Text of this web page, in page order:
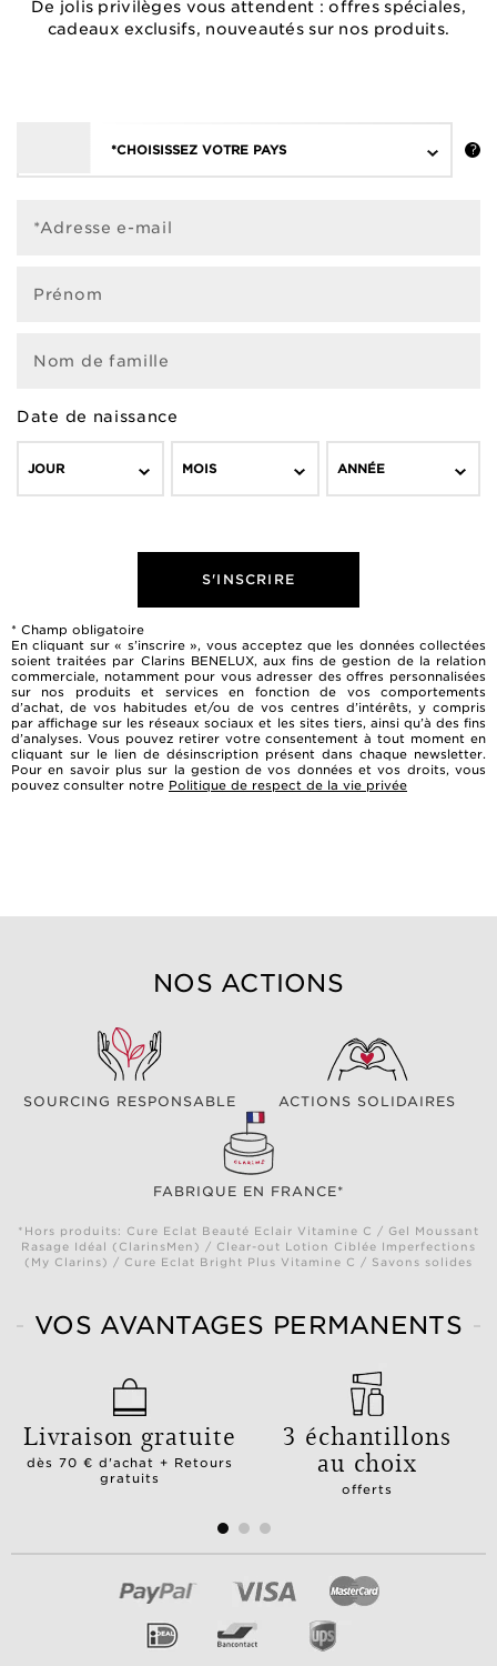
De jolis privilèges vous attendent : offres spéciales,
cadeaux exclusifs, nouveautés sur nos produits.
*CHOISISSEZ VOTRE PAYS
*Adresse e-mail
Prénom
Nom de famille
Date de naissance
JOUR MOIS ANNÉE
S'INSCRIRE
* Champ obligatoire
En cliquant sur « s’inscrire », vous acceptez que les données collectées
soient traitées par Clarins BENELUX, aux fins de gestion de la relation
commerciale, notamment pour vous adresser des offres personnalisées
sur nos produits et services en fonction de vos comportements
d’achat, de vos habitudes et/ou de vos centres d’intérêts, y compris
par affichage sur les réseaux sociaux et les sites tiers, ainsi qu’à des fins
d’analyses. Vous pouvez retirer votre consentement à tout moment en
cliquant sur le lien de désinscription présent dans chaque newsletter.
Pour en savoir plus sur la gestion de vos données et vos droits, vous
pouvez consulter notre Politique de respect de la vie privée
NOS ACTIONS
SOURCING RESPONSABLE ACTIONS SOLIDAIRES
FABRIQUE EN FRANCE*
*Hors produits: Cure Eclat Beauté Eclair Vitamine C / Gel Moussant
Rasage Idéal (ClarinsMen) / Clear-out Lotion Ciblée Imperfections
(My Clarins) / Cure Eclat Bright Plus Vitamine C / Savons solides
VOS AVANTAGES PERMANENTS
Livraison gratuite
dès 70 € d'achat + Retours
gratuits
3 échantillons
au choix
offerts